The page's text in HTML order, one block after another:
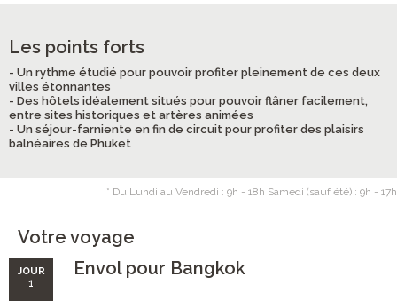
Les points forts
- Un rythme étudié pour pouvoir profiter pleinement de ces deux
villes étonnantes
- Des hôtels idéalement situés pour pouvoir flâner facilement,
entre sites historiques et artères animées
- Un séjour-farniente en fin de circuit pour profiter des plaisirs
balnéaires de Phuket
* Du Lundi au Vendredi : 9h - 18h Samedi (sauf été) : 9h - 17h
Votre voyage
JOUR
1
Envol pour Bangkok